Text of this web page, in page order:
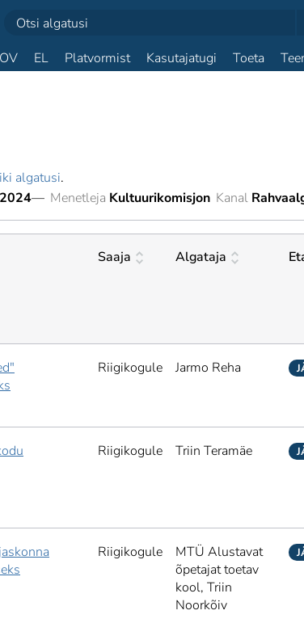
EL Platvormist Kasutajatugi Toeta
algatusi.
— Menetleja Kultuurikomisjon Kanal
Saaja Algataja
Riigikogule Jarmo Reha
Riigikogule Triin Teramäe
Riigikogule
MTÜ Alustavat
õpetajat toetav
kool, Triin
Noorkõiv